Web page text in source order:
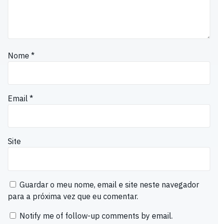
Nome *
Email *
Site
Guardar o meu nome, email e site neste navegador
para a próxima vez que eu comentar.
Notify me of follow-up comments by email.